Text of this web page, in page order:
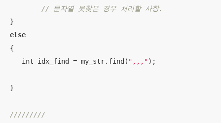
// 문자열 못찾은 경우 처리할 사항.
else
{
   int idx_find = my_str.find(
",,,");
}
/////////